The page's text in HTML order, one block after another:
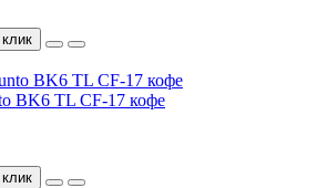
BK6 TL CF-17 кофе